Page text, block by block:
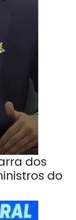
dos
do